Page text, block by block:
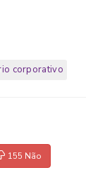
corporativo
155 Não